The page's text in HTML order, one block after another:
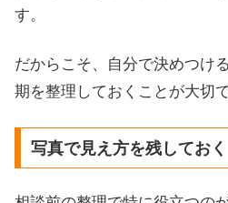
す。
だからこそ、自分で決めつけ
期を整理しておくことが大切で
写真で見え方を残しておく